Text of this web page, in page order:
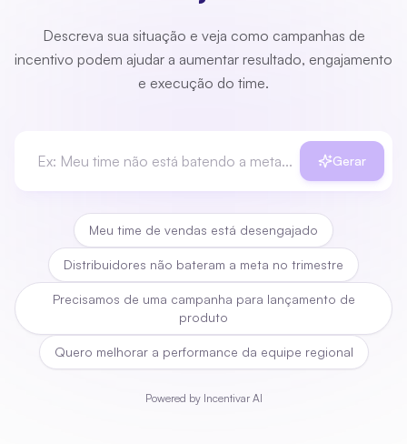
Descreva sua situação e veja como campanhas de
incentivo podem ajudar a aumentar resultado, engajamento
e execução do time.
Gerar
Meu time de vendas está desengajado
Distribuidores não bateram a meta no trimestre
Precisamos de uma campanha para lançamento de
produto
Quero melhorar a performance da equipe regional
Powered by Incentivar AI